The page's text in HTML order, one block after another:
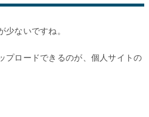
少ないですね。
プロードできるのが、個人サイトの